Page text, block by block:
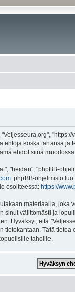
koska tahansa
ehdot siinä
"heidän", "phpBB-
. phpBB-ohjelmisto
osoitteessa: https://
materiaalia,
välittömästi ja
Hyväksyt, että
Tätä
tahoille.